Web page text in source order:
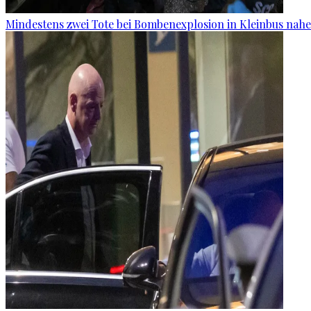
Mindestens zwei Tote bei Bombenexplosion in Kleinbus